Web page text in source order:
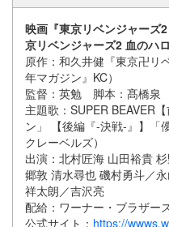
映画『東京リベンジャーズ
京リベンジャーズ2 血のハ
原作：和久井健『東京卍リ
年マガジン』KC）
監督：英勉 脚本：髙橋泉
主題歌：SUPER BEAVER
ン」 【後編『-決戦-』】「
クレーベルズ）
出演：北村匠海 山田裕貴
郷敦 清水尋也 磯村勇斗／
祥太朗／吉沢亮
配給：ワーナー・ブラザー
公式サイト： https://